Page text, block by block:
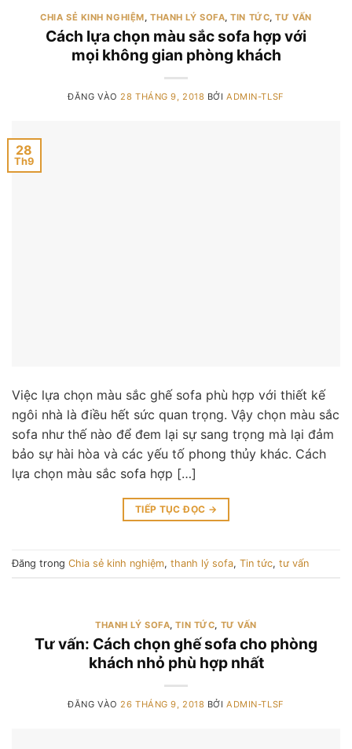
CHIA SẺ KINH NGHIỆM, THANH LÝ SOFA,TIN TỨC,TƯ VẤN
Cách lựa chọn màu sắc sofa hợp với
mọi không gian phòng khách
ĐĂNG VÀO 28 THÁNG 9, 2018 BỞIADMIN-TLSF
28
Th9
Việc lựa chọn màu sắc ghế sofa phù hợp với thiết kế
ngôi nhà là điều hết sức quan trọng. Vậy chọn màu sắc
sofa như thế nào để đem lại sự sang trọng mà lại đảm
bảo sự hài hòa và các yếu tố phong thủy khác. Cách
lựa chọn màu sắc sofa hợp […]
TIẾP TỤC ĐỌC →
Đăng trong Chia sẻ kinh nghiệm, thanh lý sofa, Tin tức, tư vấn
THANH LÝ SOFA,TIN TỨC, TƯ VẤN
Tư vấn: Cách chọn ghế sofa cho phòng
khách nhỏ phù hợp nhất
ĐĂNG VÀO26 THÁNG 9, 2018 BỞIADMIN-TLSF